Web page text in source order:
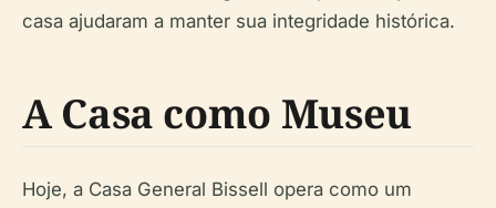
casa ajudaram a manter sua integridade histórica.
A Casa como Museu
Hoje, a Casa General Bissell opera como um